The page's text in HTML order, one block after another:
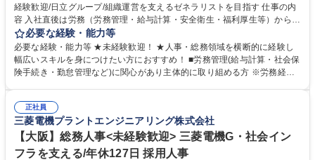
経験歓迎/日立グループ/組織運営を支えるゼネラリストを目指す 仕事の内
容 入社直後は労務（労務管理・給与計算・安全衛生・福利厚生等）からお
任せいたします。将来は総務・採用・教育業務へ守備範囲を広げ、組織運
営を支えるゼネラリストをめざせます。 ・初期業務：労働時間管理、給与
計算、社会保険対応、福利厚生管理、安全衛生、健康経営推進等をお任せ
します。ご経験に応じて、休職者管理など、幅広く経験を積んでいただき
幅広く経験を積みたい意欲がある方に最適な環境です。 募集職種 【総
務・人事】未経験歓迎/日立グループ/組織運営を支えるゼネラリストを目
指す
必要な経験・能力等
必要な経験・能力等 ★未経験歓迎！ ★人事・総務領域を横断的に経験し
幅広いスキルを身につけたい方におすすめ！ ■労務管理(給与計算・社会保
険手続き・勤怠管理など)に関心があり主体的に取り組める方 ※労務経験
のご経験 ■労務管理（給与計算・社会保険手続き・勤怠管理など）の経験
■衛生管理者の資格をお持ちの方 学歴・資格 学歴：大学院 大学 高専 短大
専修学校 高校 語学力： 資格：
正社員
三菱電機プラントエンジニアリング株式会社
【大阪】総務人事<未経験歓迎> 三菱電機G・社会イン
フラを支える/年休127日 採用人事